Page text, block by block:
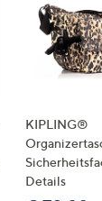
KIPLING®
Details